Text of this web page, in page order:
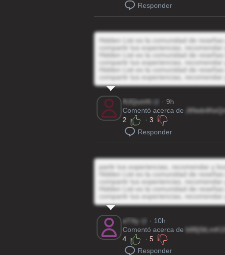
Responder
Hidden List es la comunidad de
compartir tus experiencias,
Hidden List es la comunidad de
compartir tus experiencias,
Hidden List es la comunidad de
compartir tus experiencias,
RJQumN
· 9h
Comentó acerca de
2
· 3
Responder
partir tus experiencias, recomendar y
Hidden List es la comunidad de
compartir tus experiencias,
Hidden List es la comunidad de
compartir tus experiencias,
eTXy
· 10h
Comentó acerca de
4
· 5
Responder